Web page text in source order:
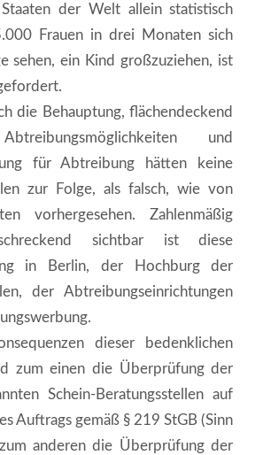
der Welt allein statistisch
Frauen in drei Monaten sich
sehen, ein Kind großzuziehen, ist
die Behauptung, flächendeckend
und
für Abtreibung hätten keine
zur Folge, als falsch, wie von
vorhergesehen. Zahlenmäßig
sichtbar ist diese
in Berlin, der Hochburg der
der Abtreibungseinrichtungen
dieser bedenklichen
zum einen die Überprüfung der
Schein-Beratungsstellen auf
Auftrags gemäß § 219 StGB (Sinn
anderen die Überprüfung der